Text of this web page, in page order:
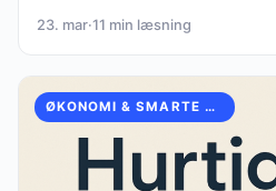
23. mar·11 min læsning
ØKONOMI & SMARTE HVERDAGSVALG